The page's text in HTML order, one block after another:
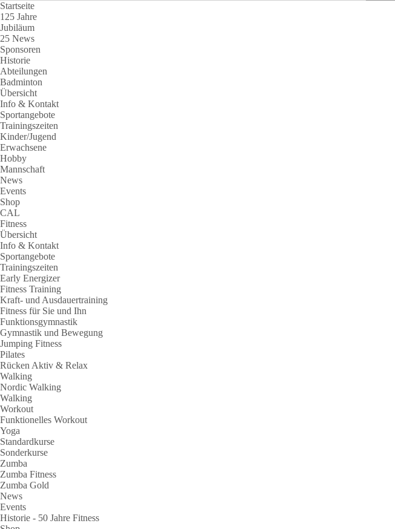
Startseite
125 Jahre
Jubiläum
25 News
Sponsoren
Historie
Abteilungen
Badminton
Übersicht
Info & Kontakt
Sportangebote
Trainingszeiten
Kinder/Jugend
Erwachsene
Hobby
Mannschaft
News
Events
Shop
CAL
Fitness
Übersicht
Info & Kontakt
Sportangebote
Trainingszeiten
Early Energizer
Fitness Training
Kraft- und Ausdauertraining
Fitness für Sie und Ihn
Funktionsgymnastik
Gymnastik und Bewegung
Jumping Fitness
Pilates
Rücken Aktiv & Relax
Walking
Nordic Walking
Walking
Workout
Funktionelles Workout
Yoga
Standardkurse
Sonderkurse
Zumba
Zumba Fitness
Zumba Gold
News
Events
Historie - 50 Jahre Fitness